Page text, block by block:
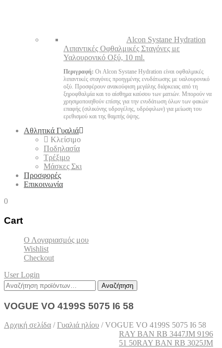
Alcon Systane Hydration
Λιπαντικές Οφθαλμικές Σταγόνες με
Υαλουρονικό Οξύ, 10 ml.
Περιγραφή: Οι Alcon Systane Hydration είναι οφθαλμικές
λιπαντικές σταγόνες προηγμένης ενυδάτωσης με υαλουρονικό
οξύ. Προσφέρουν ανακούφιση μεγάλης διάρκειας από τη
ξηροφθαλμία και το αίσθημα καύσου των ματιών. Μπορούν να
χρησιμοποιηθούν επίσης για την ενυδάτωση όλων των φακών
επαφής (σιλικόνης υδρογέλης, υδρόφιλων) για μείωση του
ερεθισμού και της θαμπής όψης.
Αθλητικά Γυαλιά
Κλείσιμο
Ποδηλασία
Τρέξιμο
Μάσκες Σκι
Προσφορές
Επικοινωνία
0
Cart
Ο Λογαριασμός μου
Wishlist
Checkout
User Login
Αναζήτηση
Αναζήτηση
VOGUE VO 4199S 5075 I6 58
Αρχική σελίδα /Γυαλιά ηλίου /VOGUE VO 4199S 5075 I6 58
RAY BAN RB 3447JM 9196
51 50RAY BAN RB 3025JM